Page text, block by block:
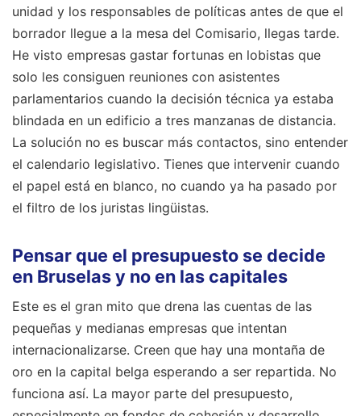
unidad y los responsables de políticas antes de que el
borrador llegue a la mesa del Comisario, llegas tarde.
He visto empresas gastar fortunas en lobistas que
solo les consiguen reuniones con asistentes
parlamentarios cuando la decisión técnica ya estaba
blindada en un edificio a tres manzanas de distancia.
La solución no es buscar más contactos, sino entender
el calendario legislativo. Tienes que intervenir cuando
el papel está en blanco, no cuando ya ha pasado por
el filtro de los juristas lingüistas.
Pensar que el presupuesto se decide
en Bruselas y no en las capitales
Este es el gran mito que drena las cuentas de las
pequeñas y medianas empresas que intentan
internacionalizarse. Creen que hay una montaña de
oro en la capital belga esperando a ser repartida. No
funciona así. La mayor parte del presupuesto,